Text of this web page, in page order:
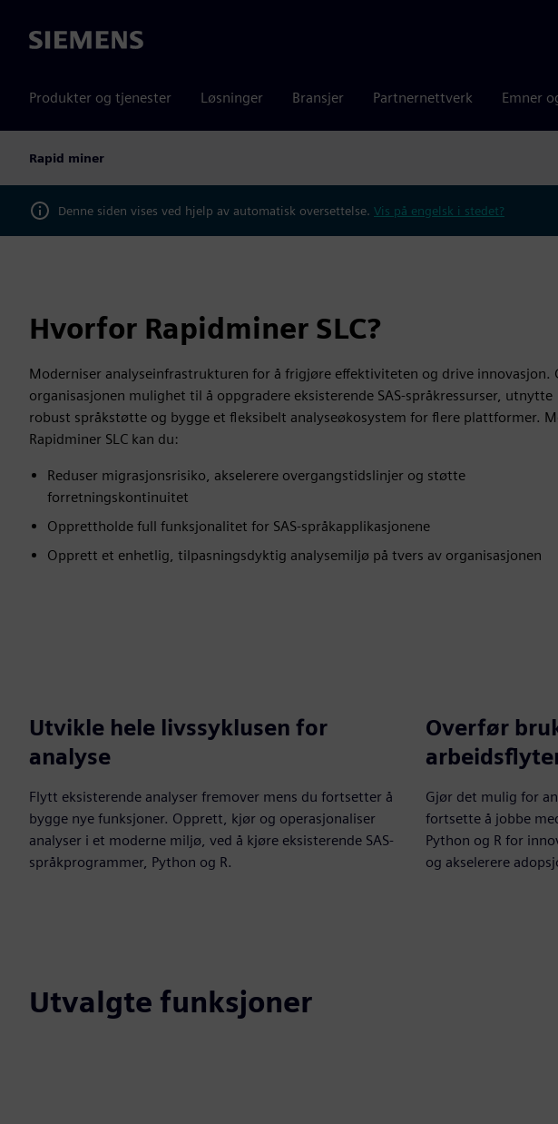
Siemens
Produkter og tjenester Løsninger Bransjer Partnernettverk Emner
Rapid miner
Denne siden vises ved hjelp av automatisk oversettelse. Vis på engelsk i stedet?
Hvorfor Rapidminer SLC?
Moderniser analyseinfrastrukturen for å frigjøre effektiviteten og drive innovasjon.
organisasjonen mulighet til å oppgradere eksisterende SAS-språkressurser, utnytte
robust språkstøtte og bygge et fleksibelt analyseøkosystem for flere plattformer.
Rapidminer SLC kan du:
Reduser migrasjonsrisiko, akselerere overgangstidslinjer og støtte
forretningskontinuitet
Opprettholde full funksjonalitet for SAS-språkapplikasjonene
Opprett et enhetlig, tilpasningsdyktig analysemiljø på tvers av organisasjonen
Utvikle hele livssyklusen for
analyse
Flytt eksisterende analyser fremover mens du fortsetter å
bygge nye funksjoner. Opprett, kjør og operasjonaliser
analyser i et moderne miljø, ved å kjøre eksisterende SAS-
språkprogrammer, Python og R.
Overfør
Gjør det mulig for
fortsette å jobbe
Python og R for
og akselerere
Utvalgte funksjoner